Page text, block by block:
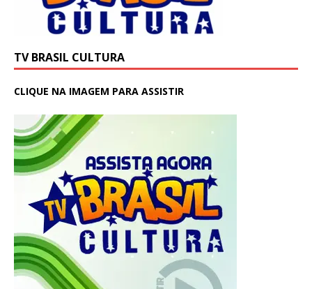
TV BRASIL CULTURA
CLIQUE NA IMAGEM PARA ASSISTIR